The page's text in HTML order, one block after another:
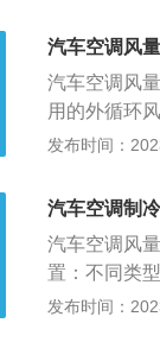
需要经过空
滤芯，那么
的气体流量
后排空调出
气问题，后
汽车空调风
汽车空调风
用的外循环
种情况需要
建议先检查
发布时间：
汽车空调制
汽车空调风
置：不同类
空调系统。
发布时间：